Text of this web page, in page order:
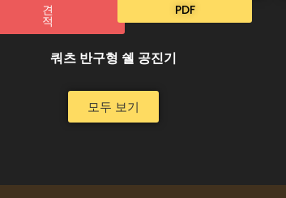
견
적
PDF
쿼츠 반구형 쉘 공진기
모두 보기